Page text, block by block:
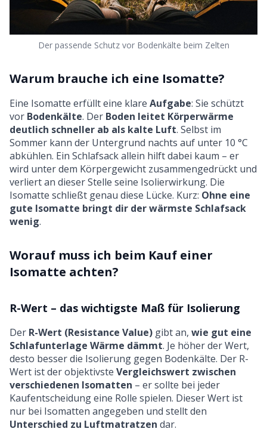
Der passende Schutz vor Bodenkälte beim Zelten
Warum brauche ich eine Isomatte?
Eine Isomatte erfüllt eine klare Aufgabe: Sie schützt
vor Bodenkälte. Der Boden leitet Körperwärme
deutlich schneller ab als kalte Luft. Selbst im
Sommer kann der Untergrund nachts auf unter 10 °C
abkühlen. Ein Schlafsack allein hilft dabei kaum – er
wird unter dem Körpergewicht zusammengedrückt und
verliert an dieser Stelle seine Isolierwirkung. Die
Isomatte schließt genau diese Lücke. Kurz: Ohne eine
gute Isomatte bringt dir der wärmste Schlafsack
wenig.
Worauf muss ich beim Kauf einer
Isomatte achten?
R-Wert – das wichtigste Maß für Isolierung
Der R-Wert (Resistance Value) gibt an, wie gut eine
Schlafunterlage Wärme dämmt. Je höher der Wert,
desto besser die Isolierung gegen Bodenkälte. Der R-
Wert ist der objektivste Vergleichswert zwischen
verschiedenen Isomatten – er sollte bei jeder
Kaufentscheidung eine Rolle spielen. Dieser Wert ist
nur bei Isomatten angegeben und stellt den
Unterschied zu Luftmatratzen dar.